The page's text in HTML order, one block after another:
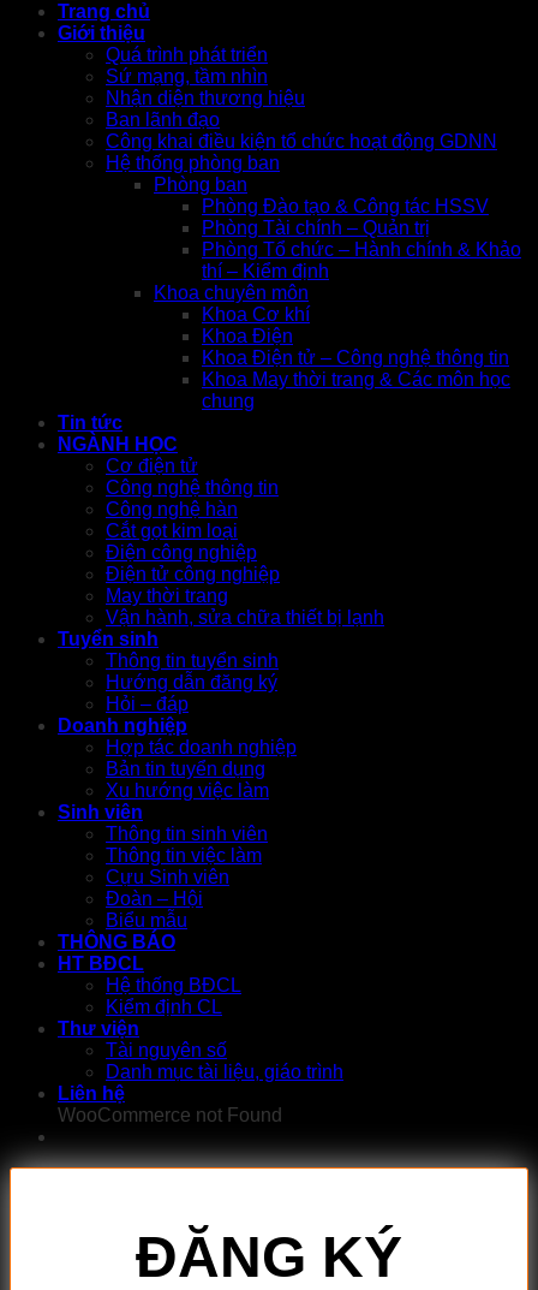
Trang chủ
Giới thiệu
Quá trình phát triển
Sứ mạng, tầm nhìn
Nhận diện thương hiệu
Ban lãnh đạo
Công khai điều kiện tổ chức hoạt động GDNN
Hệ thống phòng ban
Phòng ban
Phòng Đào tạo & Công tác HSSV
Phòng Tài chính – Quản trị
Phòng Tổ chức – Hành chính & Khảo
thí – Kiểm định
Khoa chuyên môn
Khoa Cơ khí
Khoa Điện
Khoa Điện tử – Công nghệ thông tin
Khoa May thời trang & Các môn học
chung
Tin tức
NGÀNH HỌC
Cơ điện tử
Công nghệ thông tin
Công nghệ hàn
Cắt gọt kim loại
Điện công nghiệp
Điện tử công nghiệp
May thời trang
Vận hành, sửa chữa thiết bị lạnh
Tuyển sinh
Thông tin tuyển sinh
Hướng dẫn đăng ký
Hỏi – đáp
Doanh nghiệp
Hợp tác doanh nghiệp
Bản tin tuyển dụng
Xu hướng việc làm
Sinh viên
Thông tin sinh viên
Thông tin việc làm
Cựu Sinh viên
Đoàn – Hội
Biểu mẫu
THÔNG BÁO
HT BĐCL
Hệ thống BĐCL
Kiểm định CL
Thư viện
Tài nguyên số
Danh mục tài liệu, giáo trình
Liên hệ
WooCommerce not Found
ĐĂNG KÝ